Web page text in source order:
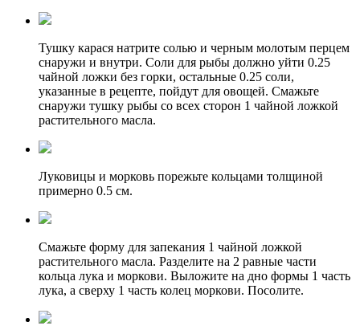
Тушку карася натрите солью и черным молотым перцем
снаружи и внутри. Соли для рыбы должно уйти 0.25
чайной ложки без горки, остальные 0.25 соли,
указанные в рецепте, пойдут для овощей. Смажьте
снаружи тушку рыбы со всех сторон 1 чайной ложкой
растительного масла.
Луковицы и морковь порежьте кольцами толщиной
примерно 0.5 см.
Смажьте форму для запекания 1 чайной ложкой
растительного масла. Разделите на 2 равные части
кольца лука и моркови. Выложите на дно формы 1 часть
лука, а сверху 1 часть колец моркови. Посолите.